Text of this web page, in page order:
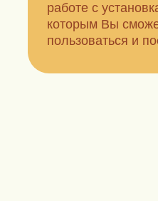
работе с
которым Вы
пользоваться и